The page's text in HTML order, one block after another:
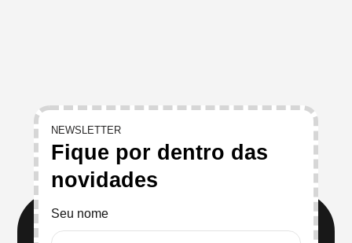
NEWSLETTER
Fique por dentro das
novidades
Seu nome